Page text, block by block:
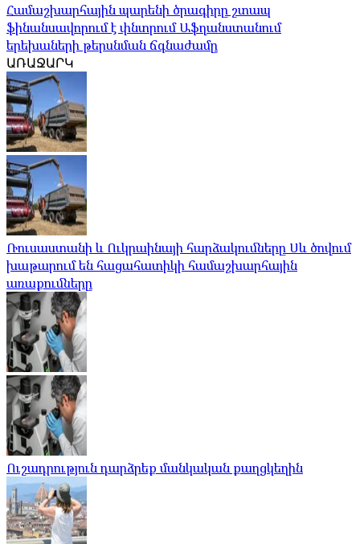
Համաշխարհային պարենի ծրագիրը շտապ
ֆինանսավորում է փնտրում Աֆղանստանում
երեխաների թերսնման ճգնաժամը
ԱՌԱՋԱՐԿ
Ռուսաստանի և Ուկրաինայի հարձակումները Սև ծովում
խաթարում են հացահատիկի համաշխարհային
առաքումները
Ուշադրություն դարձրեք մանկական քաղցկեղին